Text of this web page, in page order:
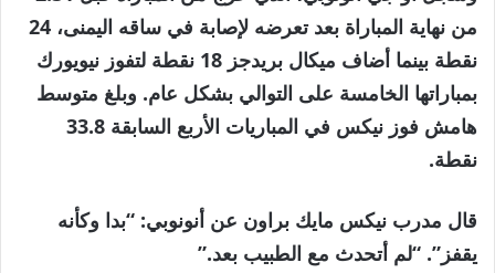
من نهاية المباراة بعد تعرضه لإصابة في ساقه اليمنى، 24
نقطة بينما أضاف ميكال بريدجز 18 نقطة لتفوز نيويورك
بمباراتها الخامسة على التوالي بشكل عام. وبلغ متوسط ​​
هامش فوز نيكس في المباريات الأربع السابقة 33.8
نقطة.
قال مدرب نيكس مايك براون عن أنونوبي: “بدا وكأنه
يقفز”. “لم أتحدث مع الطبيب بعد.”